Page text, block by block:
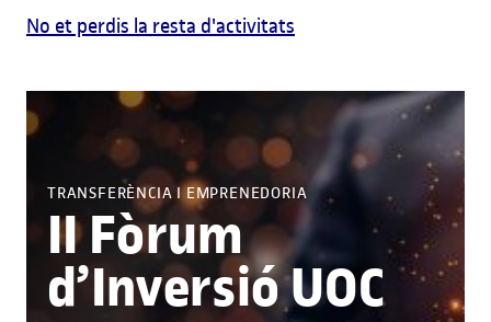
No et perdis la resta d'activitats
TRANSFERÈNCIA I EMPRENEDORIA
II Fòrum
d’Inversió UOC